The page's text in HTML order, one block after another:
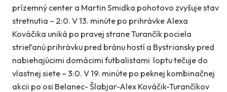
prízemný center a Martin Smidka pohotovo zvyšuje stav
stretnutia – 2:0. V 13. minúte po prihrávke Alexa
Kováčika uniká po pravej strane Turančík pociela
strieľanú prihrávku pred bránu hostí a Bystriansky pred
nabiehajúcimi domácimi futbalistami loptu tečuje do
vlastnej siete – 3:0. V 19. minúte po peknej kombinačnej
akcii po osi Belanec- Šlabjar-Alex Kováčik-Turančíkov